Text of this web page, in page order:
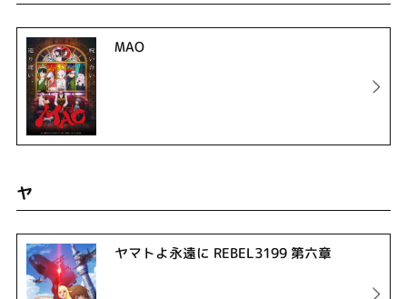
MAO
ヤ
ヤマトよ永遠に REBEL3199 第六章